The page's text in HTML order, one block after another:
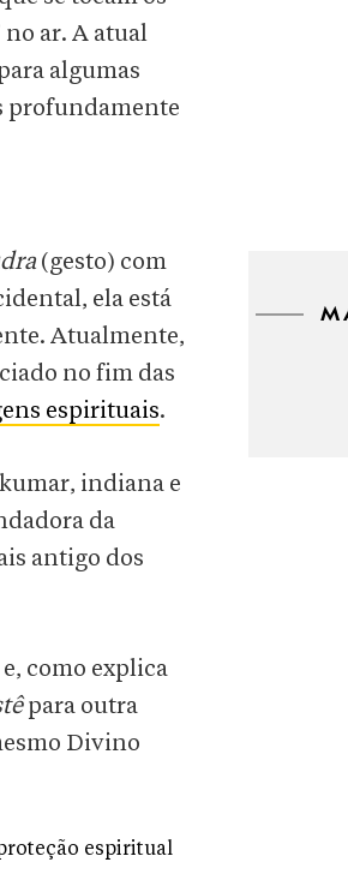
no ar. A atual
algumas
profundamente
(gesto) com
ela está
Atualmente,
no fim das
espirituais.
indiana e
da
antigo dos
como explica
para outra
Divino